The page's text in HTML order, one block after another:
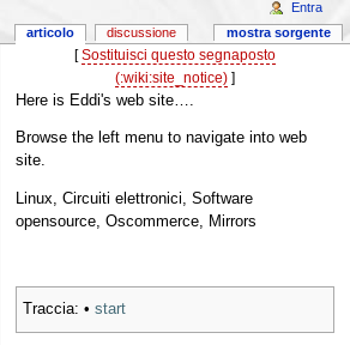
[Sostituisci questo segnaposto
(:wiki:site_notice)]
Here is Eddi's web site….
Browse the left menu to navigate into web
site.
Linux, Circuiti elettronici, Software
opensource, Oscommerce, Mirrors
Traccia: • start
articolo discussione mostra sorgente
Entra